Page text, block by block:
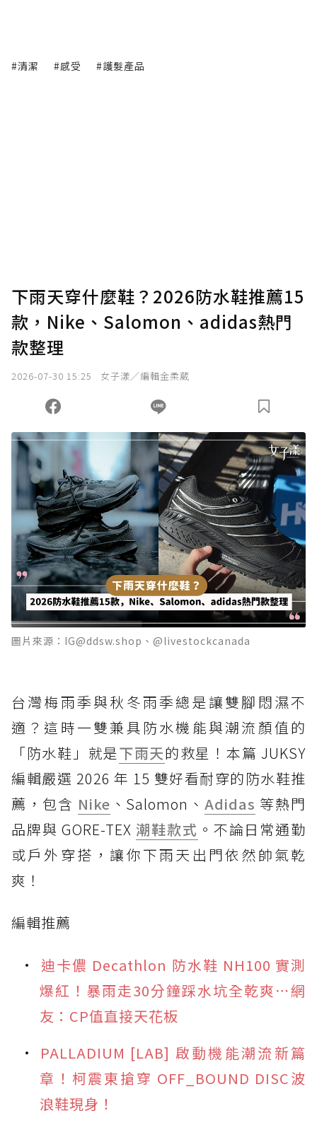
#清潔 #感受 #護髮產品
下雨天穿什麼鞋？2026防水鞋推薦15
款，Nike、Salomon、adidas熱門
款整理
2026-07-30 15:25 女子漾／編輯金柔葳
圖片來源：IG@ddsw.shop、@livestockcanada
台灣梅雨季與秋冬雨季總是讓雙腳悶濕不
適？這時一雙兼具防水機能與潮流顏值的
「防水鞋」就是下雨天的救星！本篇 JUKSY
編輯嚴選 2026 年 15 雙好看耐穿的防水鞋推
薦，包含 Nike 、Salomon、Adidas 等熱門
品牌與 GORE-TEX 潮鞋款式 。不論日常通勤
或戶外穿搭，讓你下雨天出門依然帥氣乾
爽！
編輯推薦
迪卡儂 Decathlon 防水鞋 NH100 實測
爆紅！暴雨走30分鐘踩水坑全乾爽⋯網
友：CP值直接天花板
PALLADIUM [LAB] 啟動機能潮流新篇
章！柯震東搶穿 OFF_BOUND DISC波
浪鞋現身！